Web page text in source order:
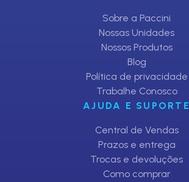
Sobre a Paccini
Nossas Unidades
Nossos Produtos
Blog
Política de privacidade
Trabalhe Conosco
AJUDA E SUPORTE
Central de Vendas
Prazos e entrega
Trocas e devoluções
Como comprar